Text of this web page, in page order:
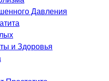
Давления
и Здоровья